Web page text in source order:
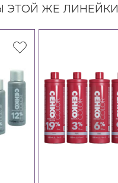
ЭТОЙ ЖЕ ЛИНЕЙКИ